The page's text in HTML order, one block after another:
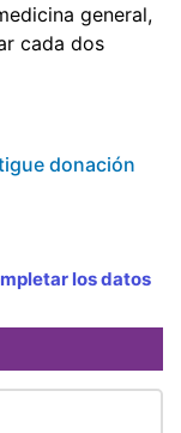
general,
cada dos
donación
los datos